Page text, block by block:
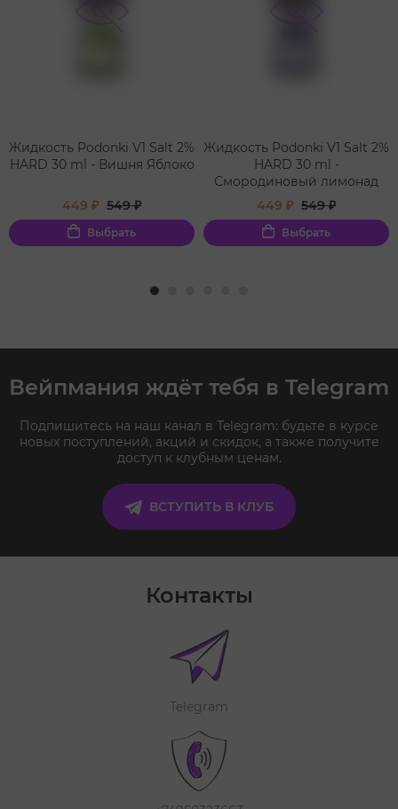
Жидкость Podonki V1 Salt 2%
HARD 30 ml - Вишня Яблоко
449 ₽ 549 ₽
Выбрать
Жидкость Podonki V1 Salt 2%
HARD 30 ml -
Смородиновый лимонад
449 ₽ 549 ₽
Выбрать
Вейпмания ждёт тебя в Telegram
Подпишитесь на наш канал в Telegram: будьте в курсе
новых поступлений, акций и скидок, а также получите
доступ к клубным ценам.
ВСТУПИТЬ В КЛУБ
Контакты
Telegram